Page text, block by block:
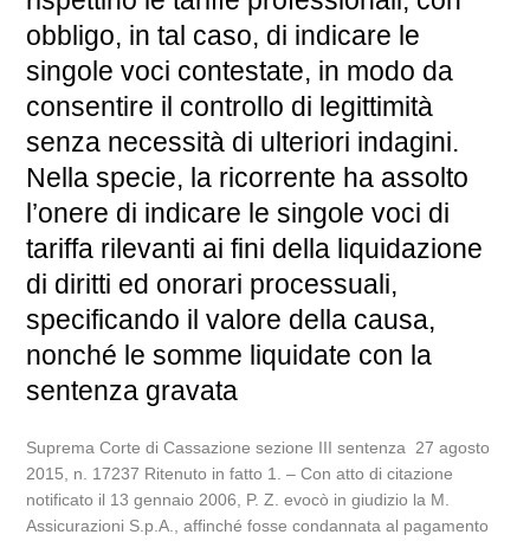
obbligo, in tal caso, di indicare le
singole voci contestate, in modo da
consentire il controllo di legittimità
senza necessità di ulteriori indagini.
Nella specie, la ricorrente ha assolto
l’onere di indicare le singole voci di
tariffa rilevanti ai fini della liquidazione
di diritti ed onorari processuali,
specificando il valore della causa,
nonché le somme liquidate con la
sentenza gravata
Suprema Corte di Cassazione sezione III sentenza 27 agosto
2015, n. 17237 Ritenuto in fatto 1. – Con atto di citazione
notificato il 13 gennaio 2006, P. Z. evocò in giudizio la M.
Assicurazioni S.p.A., affinché fosse condannata al pagamento